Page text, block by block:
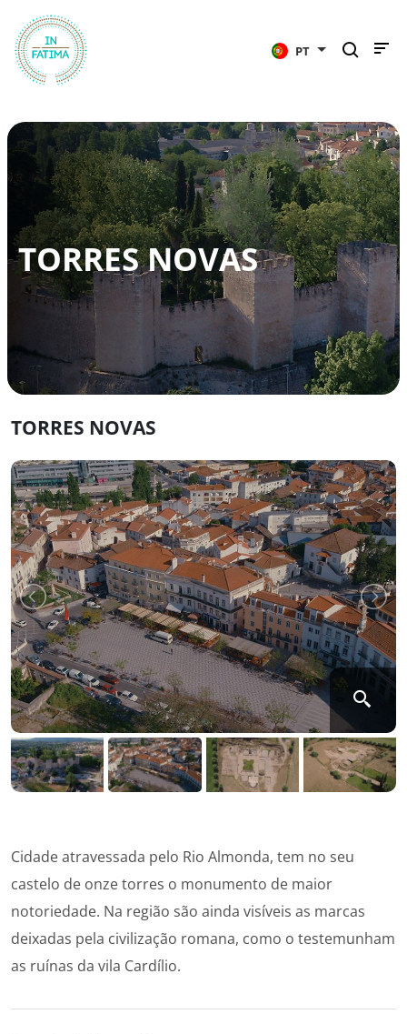
PT
TORRES NOVAS
TORRES NOVAS
Cidade atravessada pelo Rio Almonda, tem no seu
castelo de onze torres o monumento de maior
notoriedade. Na região são ainda visíveis as marcas
deixadas pela civilização romana, como o testemunham
as ruínas da vila Cardílio.